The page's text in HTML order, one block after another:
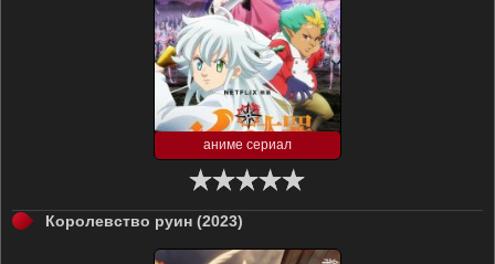
аниме сериал
Королевство руин (2023)